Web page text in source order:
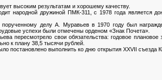
высоким результатам и хорошему качеству.
народной дружиной ПМК-311, с 1978 года является
порученному делу А. Муравьев в 1970 году был
успехи были отмечены орденом «Знак Почета».
пересмотрело свои обязательства: годовое плановое
к плану 38,5 тысячи рублей.
постановлено выполнить ко дню открытия XXVII